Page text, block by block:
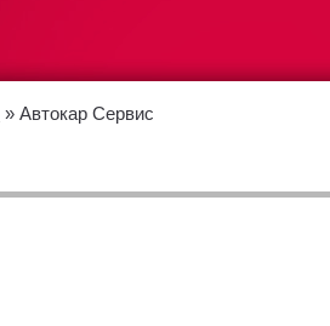
» Автокар Сервис